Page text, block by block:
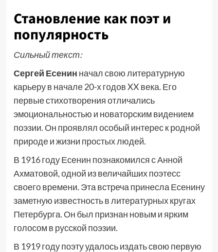
Становление как поэт и
популярность
Сильный текст:
Сергей Есенин начал свою литературную
карьеру в начале 20-х годов XX века. Его
первые стихотворения отличались
эмоциональностью и новаторским видением
поэзии. Он проявлял особый интерес к родной
природе и жизни простых людей.
В 1916 году Есенин познакомился с Анной
Ахматовой, одной из величайших поэтесс
своего времени. Эта встреча принесла Есенину
заметную известность в литературных кругах
Петербурга. Он был признан новым и ярким
голосом в русской поэзии.
В 1919 году поэту удалось издать свою первую